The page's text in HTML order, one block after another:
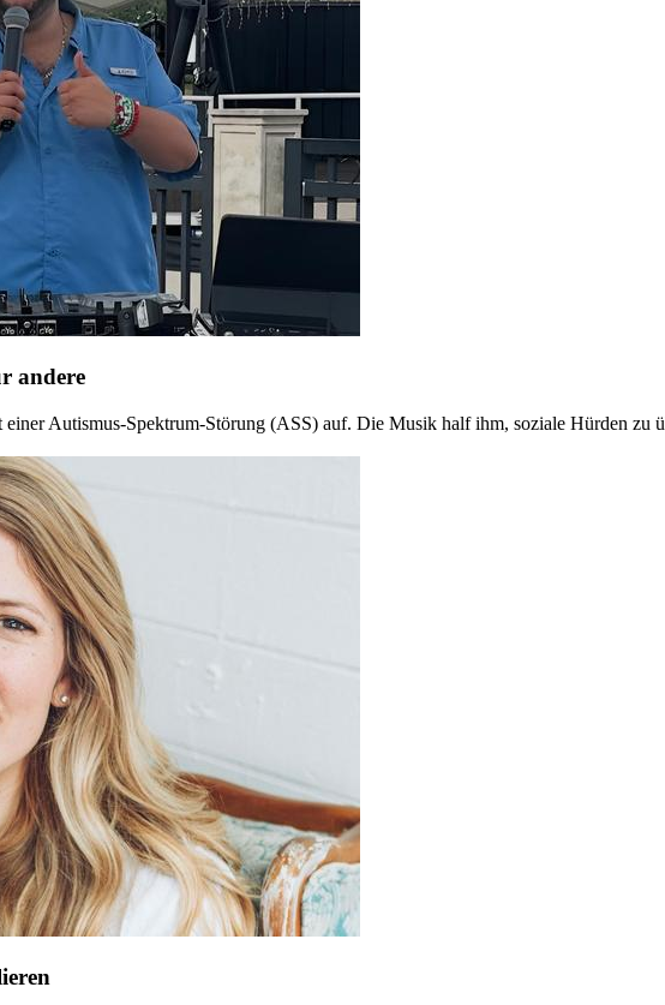
andere
Autismus-Spektrum-Störung (ASS) auf. Die Musik half ihm, soziale Hürden zu